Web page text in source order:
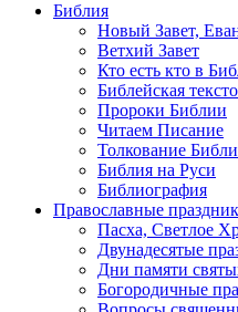
Библия
Новый Завет,
Ветхий Завет
Кто есть кто в
Библейская
Пророки Библии
Читаем Писание
Толкование
Библия на Руси
Библиография
Православные
Пасха, Светлое
Двунадесятые
Дни памяти
Богородичные